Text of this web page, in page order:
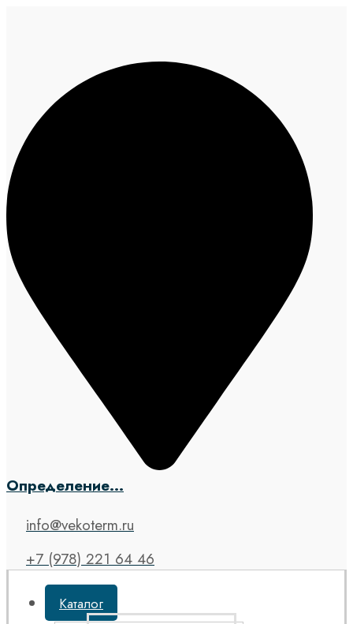
Определение...
info@vekoterm.ru
+7 (978) 221 64 46
Каталог